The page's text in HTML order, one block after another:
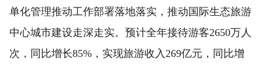
单化管理推动工作部署落地落实，推动国际生态旅游
中心城市建设走深走实。预计全年接待游客2650万人
次，同比增长85%，实现旅游收入269亿元，同比增